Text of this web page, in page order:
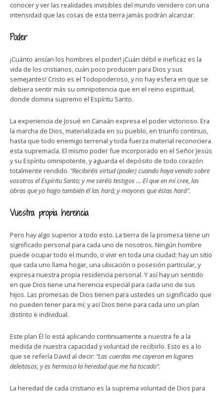
conocer y ver las realidades invisibles del mundo venidero con una
intensidad que las cosas de esta tierra jamás podrán alcanzar.
Poder
¡Cuánto ansían los hombres el poder! ¡Cuán débil e ineficaz es la
vida de los cristianos, cuán poco producen para Dios y sus
semejantes! Cristo es el Todopoderoso, y no hay esfera en que se
debiera sentir más su omnipotencia que en el reino espiritual,
donde domina supremo el Espíritu Santo.
La experiencia de Josué en Canaán expresa el poder victorioso. Era
la marcha de Dios, materializada en su pueblo, en triunfo continuo,
hasta que todo enemigo terrenal y toda fuerza material reconociera
esta supremacía. El mismo poder fue incorporado en el Señor Jesús
y su Espíritu omnipotente, y aguarda el depósito de todo corazón
totalmente rendido. “Recibiréis virtud (poder) cuando haya venido sobre
vosotros el Espíritu Santo; y me seréis testigos … El que en mí cree, las
obras que yo hago también él las hará; y mayores que éstas hará”.
Vuestra propia herencia
Pero hay algo superior a todo esto. La tierra de la promesa tiene un
significado personal para cada uno de nosotros. Ningún hombre
puede ocupar todo el mundo, o vivir en toda una ciudad; hay un sitio
que cada uno llama hogar, una ubicación o posesión particular, y
expresa nuestra propia residencia personal. Y así hay un sentido
en que Dios tiene una herencia especial para cada uno de sus
hijos. Las promesas de Dios tienen para ustedes un significado que
no pueden tener para mí; y así Dios tiene para cada uno un plan
distinto e individual.
Este plan Él lo está aplicando continuamente a nuestra fe a la
medida de nuestra capacidad y voluntad de recibirlo. Esto es a lo
que se refería David al decir: “Las cuerdas me cayeron en lugares
deleitosos, y es hermosa la heredad que me ha tocado”.
La heredad de cada cristiano es la suprema voluntad de Dios para